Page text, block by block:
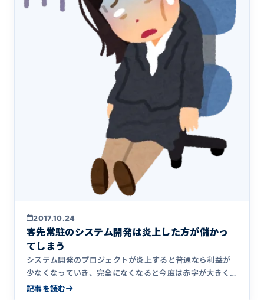
2017.10.24
客先常駐のシステム開発は炎上した方が儲かっ
てしまう
システム開発のプロジェクトが炎上すると普通なら利益が
少なくなっていき、完全になくなると今度は赤字が大きく
なっていきます。それに対して客先常駐のプロジェクトが
記事を読む